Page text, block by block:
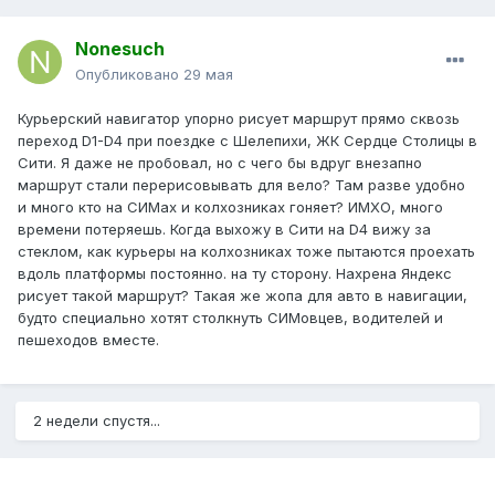
Nonesuch
Опубликовано 29 мая
Курьерский навигатор упорно рисует маршрут прямо сквозь
переход D1-D4 при поездке с Шелепихи, ЖК Сердце Столицы в
Сити. Я даже не пробовал, но с чего бы вдруг внезапно
маршрут стали перерисовывать для вело? Там разве удобно
и много кто на СИМах и колхозниках гоняет? ИМХО, много
времени потеряешь. Когда выхожу в Сити на D4 вижу за
стеклом, как курьеры на колхозниках тоже пытаются проехать
вдоль платформы постоянно. на ту сторону. Нахрена Яндекс
рисует такой маршрут? Такая же жопа для авто в навигации,
будто специально хотят столкнуть СИМовцев, водителей и
пешеходов вместе.
2 недели спустя...